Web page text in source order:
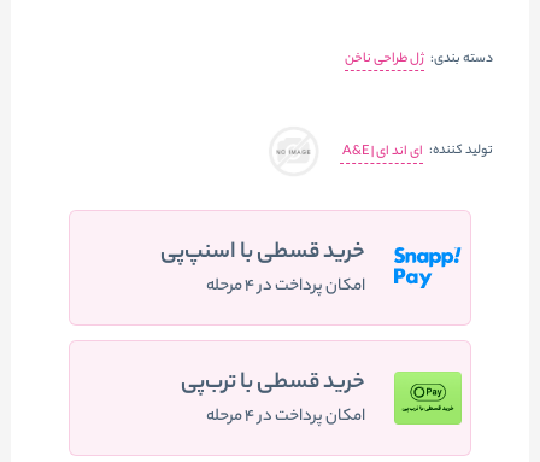
دسته بندی: ژل طراحی ناخن
تولید کننده: ای اند ای | A&E
خرید قسطی با اسنپ‌پی
امکان پرداخت در ۴ مرحله
خرید قسطی با ترب‌پی
امکان پرداخت در ۴ مرحله